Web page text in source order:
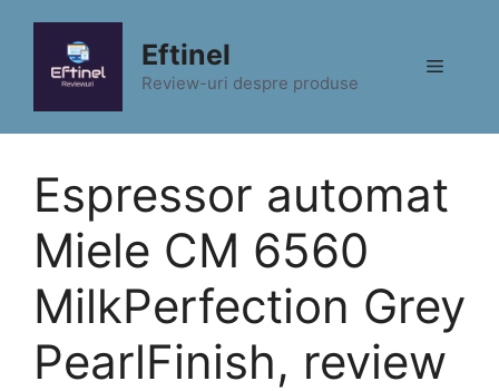
conținut
Eftinel
Review-uri despre produse
Meniu
Espressor automat
Miele CM 6560
MilkPerfection Grey
PearlFinish, review